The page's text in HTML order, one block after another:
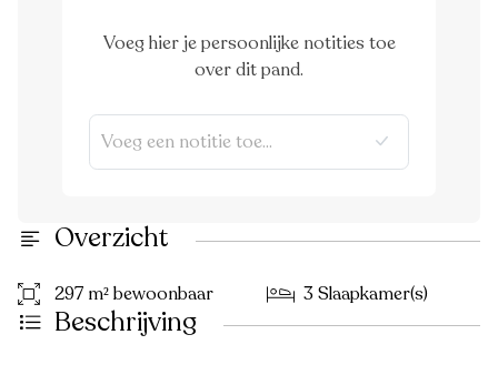
Voeg hier je persoonlijke notities toe
over dit pand.
Overzicht
297 m² bewoonbaar 3 Slaapkamer(s)
Beschrijving